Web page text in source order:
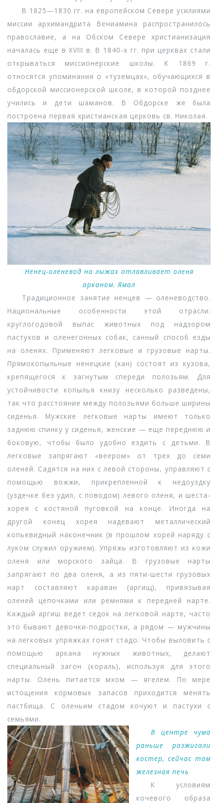
В 1825—1830 гг. на европейском Севере усилиями
миссии архимандрита Вениамина распространилось
православие, а на Обском Севере христианизация
началась еще в XVIII в. В 1840-х гг. при церквах стали
открываться миссионерские школы. К 1869 г.
относятся упоминания о «туземцах», обучающихся в
обдорской миссионерской школе, в которой позднее
учились и дети шаманов. В Обдорске же была
построена первая христианская церковь св. Николая.
Ненец-оленевод на лыжах отлавливает оленя
арканом. Ямал
Традиционное занятие ненцев — оленеводство.
Национальные особенности этой отрасли:
круглогодовой выпас животных под надзором
пастухов и оленегонных собак, санный способ езды
на оленях. Применяют легковые и грузовые нарты.
Прямокопыльные ненецкие (хан) состоят из кузова,
крепящегося к загнутым спереди полозьям. Для
устойчивости копылья книзу несколько разведены,
так что расстояние между полозьями больше ширины
сиденья. Мужские легковые нарты имеют только
заднюю спинку у сиденья, женские — еще переднюю и
боковую, чтобы было удобно ездить с детьми. В
легковые запрягают «веером» от трех до семи
оленей. Садятся на них с левой стороны, управляют с
помощью вожжи, прикрепленной к недоуздку
(уздечке без удил, с поводом) левого оленя, и шеста-
хорея с костяной пуговкой на конце. Иногда на
другой конец хорея надевают металлический
копьевидный наконечник (в прошлом хорей наряду с
луком служил оружием). Упряжь изготовляют из кожи
оленя или морского зайца. В грузовые нарты
запрягают по два оленя, а из пяти-шести грузовых
нарт составляют караван (аргищ), привязывая
оленей цепочками или ремнями к передней нарте.
Каждый аргиш ведет седок на легковой нарте, часто
это бывают девочки-подростки, а рядом — мужчины
на легковых упряжках гонят стадо. Чтобы выловить с
помощью аркана нужных животных, делают
специальный загон (кораль), используя для этого
нарты. Олень питается мхом — ягелем. По мере
истощения кормовых запасов приходится менять
пастбища. С оленьим стадом кочуют и пастухи с
семьями.
В центре чума
раньше разжигали
костер, сейчас там
железная печь
К условиям
кочевого образа